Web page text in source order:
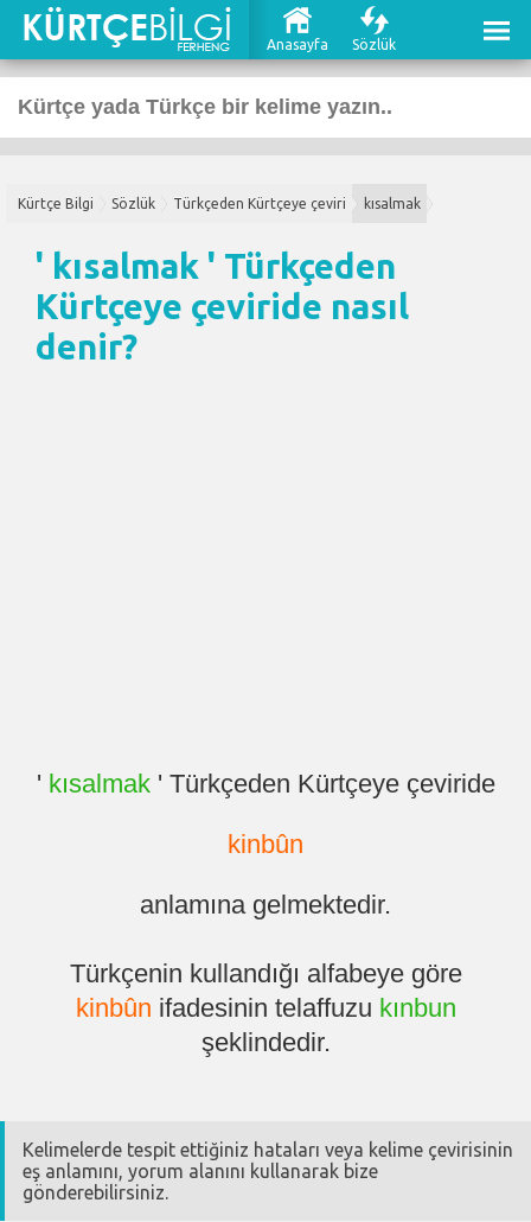
Anasayfa Sözlük
Kürtçe Bilgi Sözlük Türkçeden Kürtçeye çeviri kısalmak
' kısalmak ' Türkçeden
Kürtçeye çeviride nasıl
denir?
' kısalmak' Türkçeden Kürtçeye çeviride
kinbûn
anlamına gelmektedir.
Türkçenin kullandığı alfabeye göre
kinbûn ifadesinin telaffuzu kınbun
şeklindedir.
Kelimelerde tespit ettiğiniz hataları veya kelime çevirisinin
eş anlamını, yorum alanını kullanarak bize
gönderebilirsiniz.